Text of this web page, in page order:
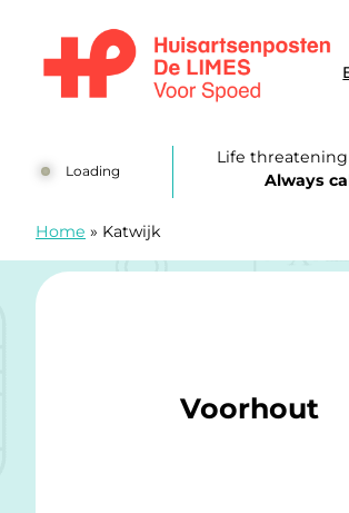
Loading
Life
Always
Home » Katwijk
Voorhout